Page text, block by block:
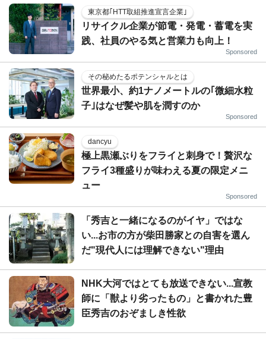
東京都｢HTT取組推進宣言企業｣
リサイクル企業が節電・発電・蓄電を実
践、社員のやる気と営業力も向上！
Sponsored
その秘めたるポテンシャルとは
世界最小、約1ナノメートルの｢微細水粒
子｣はなぜ髪や肌を潤すのか
Sponsored
dancyu
極上黒瀬ぶりをフライと刺身で！贅沢な
フライ3種盛りが味わえる夏の限定メニ
ュー
Sponsored
「秀吉と一緒になるのがイヤ」ではな
い...お市の方が柴田勝家との自害を選ん
だ"現代人には理解できない"理由
NHK大河ではとても放送できない...宣教
師に「獣より劣ったもの」と書かれた豊
臣秀吉のおぞましき性欲